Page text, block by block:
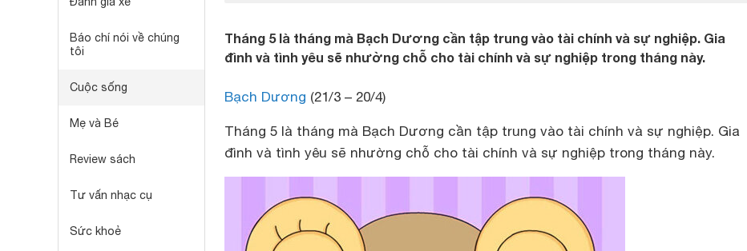
Báo chí nói về chúng
tôi
Cuộc sống
Mẹ và Bé
Review sách
Tư vấn nhạc cụ
Sức khoẻ
Tháng 5 là tháng mà Bạch Dương cần tập trung vào tài chính và sự nghiệp. Gia
đình và tình yêu sẽ nhường chỗ cho tài chính và sự nghiệp trong tháng này.
Bạch Dương (21/3 – 20/4)
Tháng 5 là tháng mà Bạch Dương cần tập trung vào tài chính và sự nghiệp. Gia
đình và tình yêu sẽ nhường chỗ cho tài chính và sự nghiệp trong tháng này.